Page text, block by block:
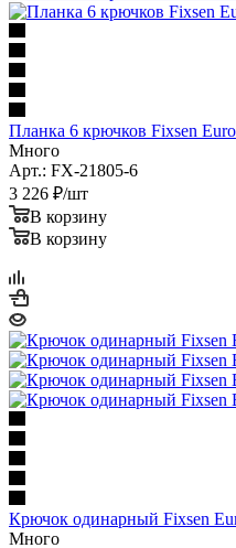
Планка 6 крючков Fixsen
Много
Арт.: FX-21805-6
3 226 ₽/шт
В корзину
В корзину
Крючок одинарный Fixsen
Много